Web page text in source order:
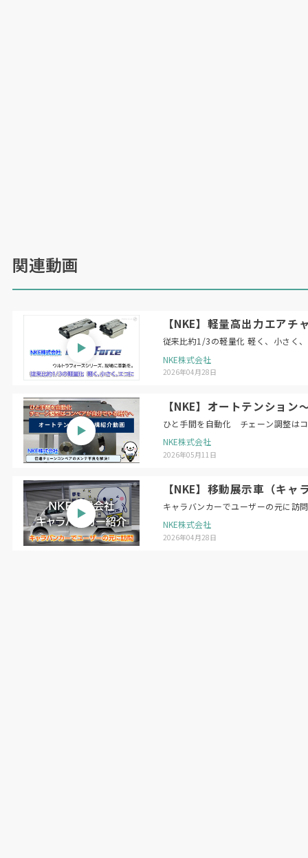
関連動画
【NKE】軽量高出力エア
従来比約1/3の軽量化 軽く、小さく
NKE株式会社
2026年04月28日
【NKE】オートテンショ
ひと手間を自動化 チェーン調整は
NKE株式会社
2026年05月11日
【NKE】移動展示車（キ
キャラバンカーでユーザーの元に訪問
NKE株式会社
2026年04月28日